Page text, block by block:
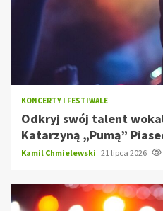
KONCERTY I FESTIWALE
Odkryj swój talent
Katarzyną „Pumą”
Kamil Chmielewski 21 lipca 2026